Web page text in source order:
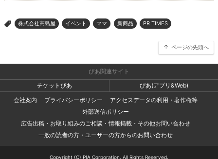
> 株式会社高島屋 イベント ママ 新商品 PR TIMES
ページの先頭へ
ぴあ関連サイト
チケットぴあ
ぴあ(アプリ&Web)
会社案内
プライバシーポリシー
アクセスデータの利用・著作権等
外部送信ポリシー
広告出稿・お取り組みのご相談・情報掲載・その他お問い合わせ
一般の読者の方・ユーザーの方からのお問い合わせ
Copyright (C) PIA Corporation. All Rights Reserved.